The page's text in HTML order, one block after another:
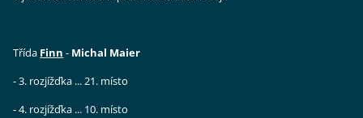
Třída Finn - Michal Maier
- 3. rozjížďka ... 21. místo
- 4. rozjížďka ... 10. místo